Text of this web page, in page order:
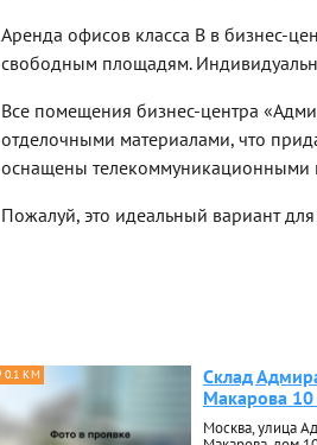
Аренда офисов класса B в бизнес-
свободным площадям.
Все помещения бизнес-центра
отделочными материалами, что
оснащены телекоммуникационными
Пожалуй, это идеальный вариант
0.1 КМ
Склад
Макарова 10
Москва, улица